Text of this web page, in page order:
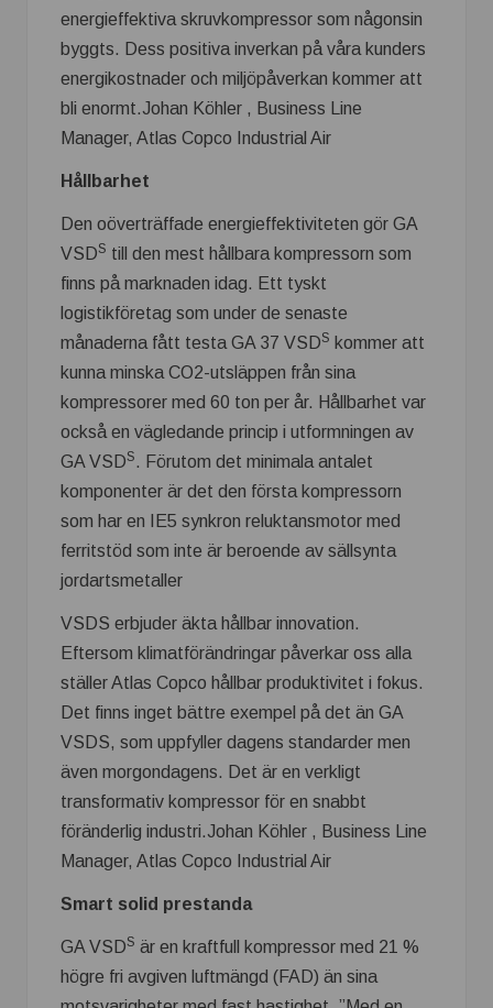
energieffektiva skruvkompressor som någonsin
byggts. Dess positiva inverkan på våra kunders
energikostnader och miljöpåverkan kommer att
bli enormt.Johan Köhler , Business Line
Manager, Atlas Copco Industrial Air
Hållbarhet
Den oöverträffade energieffektiviteten gör GA
VSDS till den mest hållbara kompressorn som
finns på marknaden idag. Ett tyskt
logistikföretag som under de senaste
månaderna fått testa GA 37 VSDS kommer att
kunna minska CO2-utsläppen från sina
kompressorer med 60 ton per år. Hållbarhet var
också en vägledande princip i utformningen av
GA VSDS. Förutom det minimala antalet
komponenter är det den första kompressorn
som har en IE5 synkron reluktansmotor med
ferritstöd som inte är beroende av sällsynta
jordartsmetaller
VSDS erbjuder äkta hållbar innovation.
Eftersom klimatförändringar påverkar oss alla
ställer Atlas Copco hållbar produktivitet i fokus.
Det finns inget bättre exempel på det än GA
VSDS, som uppfyller dagens standarder men
även morgondagens. Det är en verkligt
transformativ kompressor för en snabbt
föränderlig industri.Johan Köhler , Business Line
Manager, Atlas Copco Industrial Air
Smart solid prestanda
GA VSDS är en kraftfull kompressor med 21 %
högre fri avgiven luftmängd (FAD) än sina